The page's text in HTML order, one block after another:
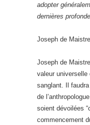
adopter
dernières
Joseph de Maistre
Joseph de
valeur
sanglant. Il
de
soient dévoilées
commencement